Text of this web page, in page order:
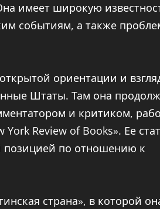
имеет широкую
событиям, а также
ориентации и
Штаты. Там она
и критиком,
Review of Books». Ее
позицией по отношению к
страна», в которой